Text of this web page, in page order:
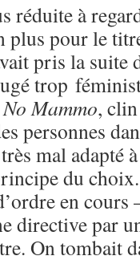
réduite à
plus pour le
pris la suite
trop
No Mammo,
personnes
mal adapté
du
en
directive par
On tombait